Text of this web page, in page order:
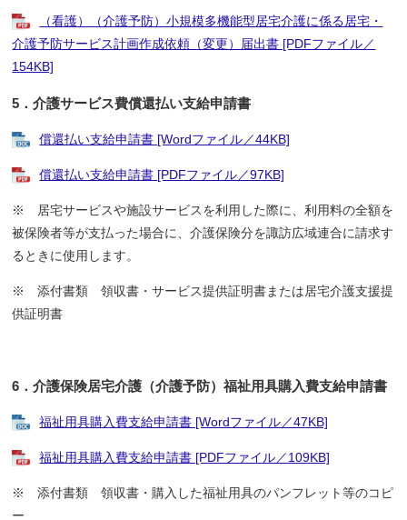
（看護）（介護予防）小規模多機能型居宅介護に係る居宅・
介護予防サービス計画作成依頼（変更）届出書 [PDFファイル／
154KB]
5．介護サービス費償還払い支給申請書
償還払い支給申請書 [Wordファイル／44KB]
償還払い支給申請書 [PDFファイル／97KB]
※ 居宅サービスや施設サービスを利用した際に、利用料の全額を
被保険者等が支払った場合に、介護保険分を諏訪広域連合に請求す
るときに使用します。
※ 添付書類 領収書・サービス提供証明書または居宅介護支援提
供証明書
6．介護保険居宅介護（介護予防）福祉用具購入費支給申請書
福祉用具購入費支給申請書 [Wordファイル／47KB]
福祉用具購入費支給申請書 [PDFファイル／109KB]
※ 添付書類 領収書・購入した福祉用具のパンフレット等のコピ
ー